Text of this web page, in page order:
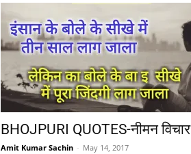
BHOJPURI QUOTES-नीमन विचार
Amit Kumar Sachin - May 14, 2017